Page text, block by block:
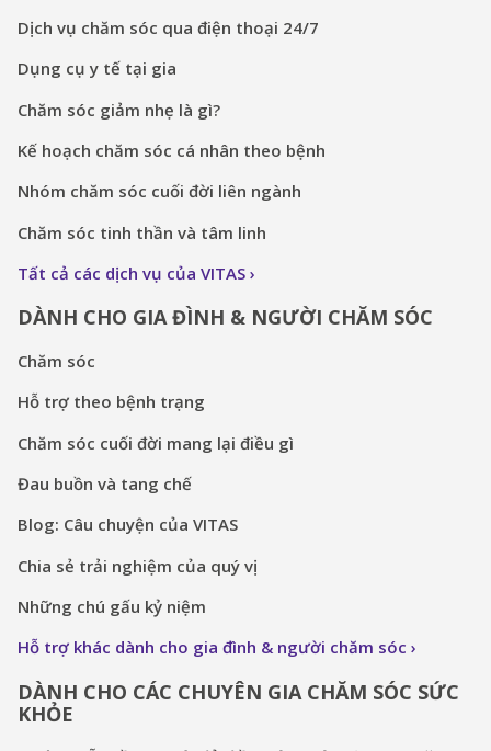
Dịch vụ chăm sóc qua điện thoại 24/7
Dụng cụ y tế tại gia
Chăm sóc giảm nhẹ là gì?
Kế hoạch chăm sóc cá nhân theo bệnh
Nhóm chăm sóc cuối đời liên ngành
Chăm sóc tinh thần và tâm linh
Tất cả các dịch vụ của VITAS
DÀNH CHO GIA ĐÌNH & NGƯỜI CHĂM SÓC
Chăm sóc
Hỗ trợ theo bệnh trạng
Chăm sóc cuối đời mang lại điều gì
Đau buồn và tang chế
Blog: Câu chuyện của VITAS
Chia sẻ trải nghiệm của quý vị
Những chú gấu kỷ niệm
Hỗ trợ khác dành cho gia đình & người chăm sóc
DÀNH CHO CÁC CHUYÊN GIA CHĂM SÓC SỨC
KHỎE